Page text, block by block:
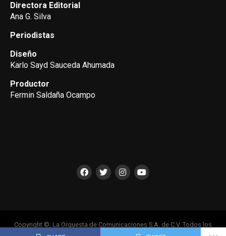
Directora Editorial
Ana G. Silva
Periodistas
Diseño
Karlo Sayd Sauceda Ahumada
Productor
Fermin Saldaña Ocampo
Copyright ©, La Orquesta de Comunicaciones S.A. de C.V. Todos los
Derechos Reservados